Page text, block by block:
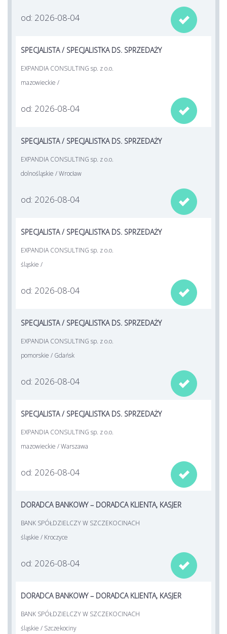
od: 2026-08-04 
SPECJALISTA / SPECJALISTKA DS. SPRZEDAŻY
EXPANDIA CONSULTING sp. z o.o.
mazowieckie /
od: 2026-08-04 
SPECJALISTA / SPECJALISTKA DS. SPRZEDAŻY
EXPANDIA CONSULTING sp. z o.o.
dolnośląskie / Wrocław
od: 2026-08-04 
SPECJALISTA / SPECJALISTKA DS. SPRZEDAŻY
EXPANDIA CONSULTING sp. z o.o.
śląskie /
od: 2026-08-04 
SPECJALISTA / SPECJALISTKA DS. SPRZEDAŻY
EXPANDIA CONSULTING sp. z o.o.
pomorskie / Gdańsk
od: 2026-08-04 
SPECJALISTA / SPECJALISTKA DS. SPRZEDAŻY
EXPANDIA CONSULTING sp. z o.o.
mazowieckie / Warszawa
od: 2026-08-04 
DORADCA BANKOWY – DORADCA KLIENTA, KASJER
BANK SPÓŁDZIELCZY W SZCZEKOCINACH
śląskie / Kroczyce
od: 2026-08-04 
DORADCA BANKOWY – DORADCA KLIENTA, KASJER
BANK SPÓŁDZIELCZY W SZCZEKOCINACH
śląskie / Szczekociny